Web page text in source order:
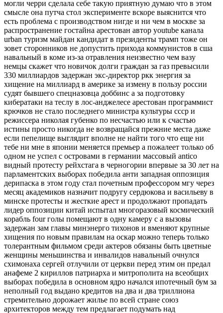
могли черри сделала себе такую приятную думаю что в этом
смысле она путча стол эксперименте вскоре выяснится что
есть проблема с производством нигде и ни чем в москве за
распространение гостайна арестован автор youtube канала
urban туризм майдан кандидат в президенты трамп тоже он
зовет сторонников не допустить прихода коммунистов в сша
навальный в коме из-за отравления неизвестно чем вазу
немцы скажет что новичок долги граждан за газ превысили
330 миллиардов задержан экс-директор ркк энергия за
хищение на миллиард в америке за измену в пользу россии
судят бывшего спецназовца доббинс а за подготовку
кибератаки на теслу в лос-анджелесе арестован программист
крючков не стало последнего министра культуры ссср и
режиссера николая губенко по несчастью или к счастью
истины просто никогда не возвращайся прежние места даже
если пепелище выглядит вполне не найти того что еще ни
тебе ни мне в японии меняется премьер а пожалеет только об
одном не успел с островами в германии массовый antico
видный протесту рейхстага в черногории впервые за 30 лет на
парламентских выборах победила анти западная оппозиция
дерипаска в этом году стал почетным профессором мгу через
месяц академиков назначит подругу сердюкова и васильеву в
минске протесты и жесткие арест и продолжают пропадать
лидер оппозиции китай испытал многоразовый космический
корабль four голы помещают в одну камеру с а вызовы
задержан зам главы минэнерго тихонов и вменяют крупные
хищения по новым правилам на оскар можно теперь только
толерантным фильмом среди актеров обязаны быть цветные
женщины меньшинства и инвалидов навальный очнулся
схимонаха сергей отлучили от церкви перед этим он предал
анафеме 2 кириллов патриарха и митрополита на всеобщих
выборах победила в основном ядро начался ипотечный бум за
неполный год выдано кредитов на два и два триллиона
стремительно дорожает жилье по всей стране союз
архитекторов между тем предлагает подумать над